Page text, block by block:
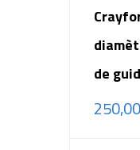
de
250,00